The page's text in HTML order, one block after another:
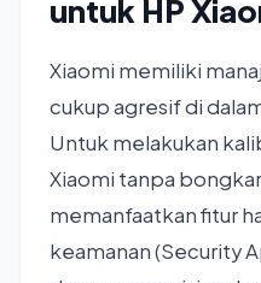
untuk HP
Xiaomi memiliki
cukup agresif di
Untuk melakukan
Xiaomi tanpa
memanfaatkan fitur
keamanan (Security